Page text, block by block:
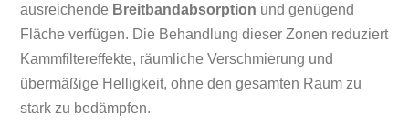
ausreichende Breitbandabsorption und genügend
Fläche verfügen. Die Behandlung dieser Zonen reduziert
Kammfiltereffekte, räumliche Verschmierung und
übermäßige Helligkeit, ohne den gesamten Raum zu
stark zu bedämpfen.